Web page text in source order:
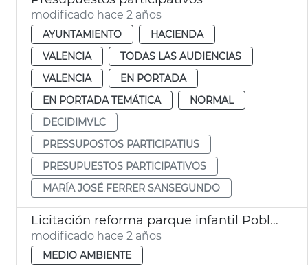
modificado hace 2 años
AYUNTAMIENTO
HACIENDA
VALENCIA
TODAS LAS AUDIENCIAS
VALENCIA
EN PORTADA
EN PORTADA TEMÁTICA
NORMAL
DECIDIMVLC
PRESSUPOSTOS PARTICIPATIUS
PRESUPUESTOS PARTICIPATIVOS
MARÍA JOSÉ FERRER SANSEGUNDO
Licitación reforma parque infantil Poble Nou
modificado hace 2 años
MEDIO AMBIENTE